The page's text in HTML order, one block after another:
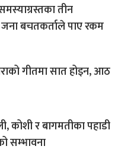
तीन
बचतकर्ताले पाए रकम
गीतमा सात होइन, आठ
र बागमतीका पहाडी
सम्भावना